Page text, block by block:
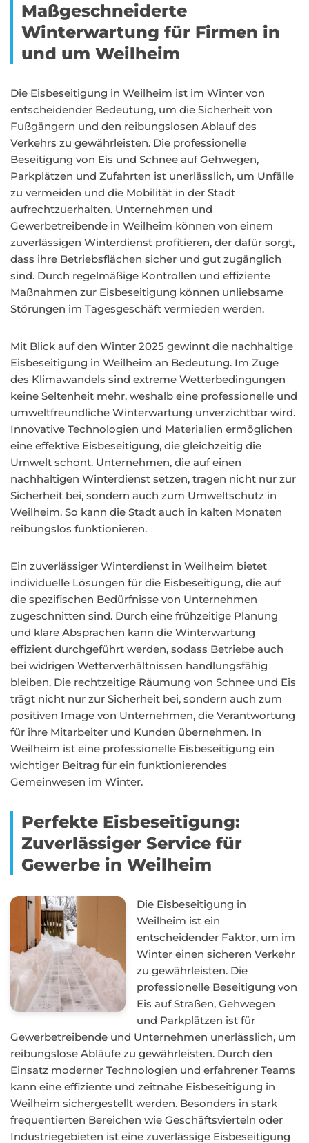
Maßgeschneiderte
Winterwartung für Firmen in
und um Weilheim
Die Eisbeseitigung in Weilheim ist im Winter von
entscheidender Bedeutung, um die Sicherheit von
Fußgängern und den reibungslosen Ablauf des
Verkehrs zu gewährleisten. Die professionelle
Beseitigung von Eis und Schnee auf Gehwegen,
Parkplätzen und Zufahrten ist unerlässlich, um Unfälle
zu vermeiden und die Mobilität in der Stadt
aufrechtzuerhalten. Unternehmen und
Gewerbetreibende in Weilheim können von einem
zuverlässigen Winterdienst profitieren, der dafür sorgt,
dass ihre Betriebsflächen sicher und gut zugänglich
sind. Durch regelmäßige Kontrollen und effiziente
Maßnahmen zur Eisbeseitigung können unliebsame
Störungen im Tagesgeschäft vermieden werden.
Mit Blick auf den Winter 2025 gewinnt die nachhaltige
Eisbeseitigung in Weilheim an Bedeutung. Im Zuge
des Klimawandels sind extreme Wetterbedingungen
keine Seltenheit mehr, weshalb eine professionelle und
umweltfreundliche Winterwartung unverzichtbar wird.
Innovative Technologien und Materialien ermöglichen
eine effektive Eisbeseitigung, die gleichzeitig die
Umwelt schont. Unternehmen, die auf einen
nachhaltigen Winterdienst setzen, tragen nicht nur zur
Sicherheit bei, sondern auch zum Umweltschutz in
Weilheim. So kann die Stadt auch in kalten Monaten
reibungslos funktionieren.
Ein zuverlässiger Winterdienst in Weilheim bietet
individuelle Lösungen für die Eisbeseitigung, die auf
die spezifischen Bedürfnisse von Unternehmen
zugeschnitten sind. Durch eine frühzeitige Planung
und klare Absprachen kann die Winterwartung
effizient durchgeführt werden, sodass Betriebe auch
bei widrigen Wetterverhältnissen handlungsfähig
bleiben. Die rechtzeitige Räumung von Schnee und Eis
trägt nicht nur zur Sicherheit bei, sondern auch zum
positiven Image von Unternehmen, die Verantwortung
für ihre Mitarbeiter und Kunden übernehmen. In
Weilheim ist eine professionelle Eisbeseitigung ein
wichtiger Beitrag für ein funktionierendes
Gemeinwesen im Winter.
Perfekte Eisbeseitigung:
Zuverlässiger Service für
Gewerbe in Weilheim
Die Eisbeseitigung in
Weilheim ist ein
entscheidender Faktor, um im
Winter einen sicheren Verkehr
zu gewährleisten. Die
professionelle Beseitigung von
Eis auf Straßen, Gehwegen
und Parkplätzen ist für
Gewerbetreibende und Unternehmen unerlässlich, um
reibungslose Abläufe zu gewährleisten. Durch den
Einsatz moderner Technologien und erfahrener Teams
kann eine effiziente und zeitnahe Eisbeseitigung in
Weilheim sichergestellt werden. Besonders in stark
frequentierten Bereichen wie Geschäftsvierteln oder
Industriegebieten ist eine zuverlässige Eisbeseitigung